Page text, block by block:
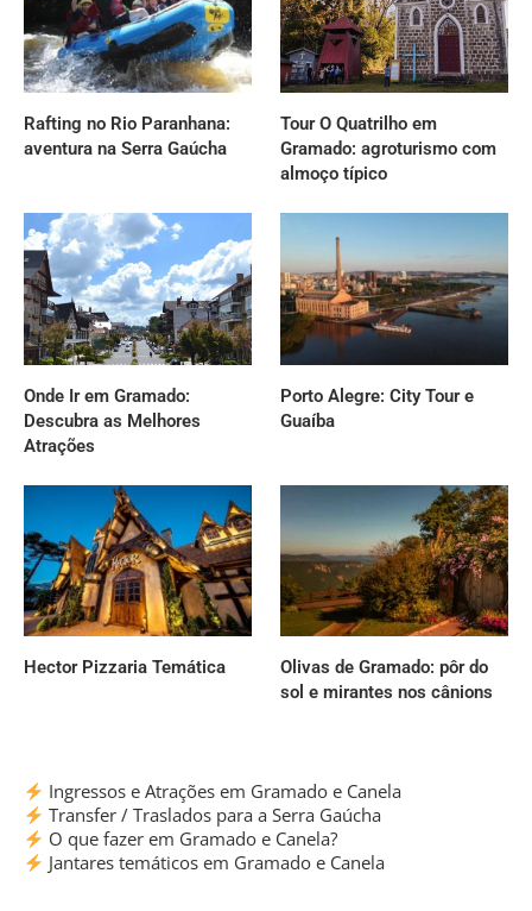
Rafting no Rio Paranhana:
aventura na Serra Gaúcha
Tour O Quatrilho em
Gramado: agroturismo com
almoço típico
Onde Ir em Gramado:
Descubra as Melhores
Atrações
Porto Alegre: City Tour e
Guaíba
Hector Pizzaria Temática
Olivas de Gramado: pôr do
sol e mirantes nos cânions
Ingressos e Atrações em Gramado e Canela
Transfer / Traslados para a Serra Gaúcha
O que fazer em Gramado e Canela?
Jantares temáticos em Gramado e Canela